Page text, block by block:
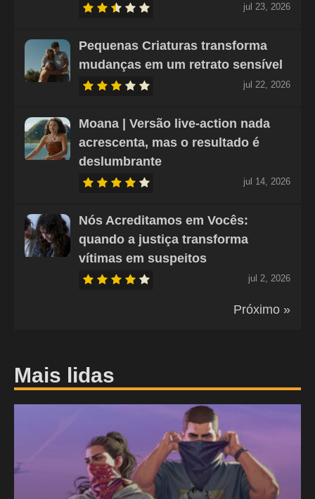
jul 23, 2026
Pequenas Criaturas transforma
mudanças em um retrato sensível
jul 22, 2026
Moana | Versão live-action nada
acrescenta, mas o resultado é
deslumbrante
jul 14, 2026
Nós Acreditamos em Vocês:
quando a justiça transforma
vítimas em suspeitos
jul 2, 2026
Próximo »
Mais lidas